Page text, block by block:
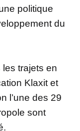
politique
du
trajets en
Klaxit et
l’une des 29
sont